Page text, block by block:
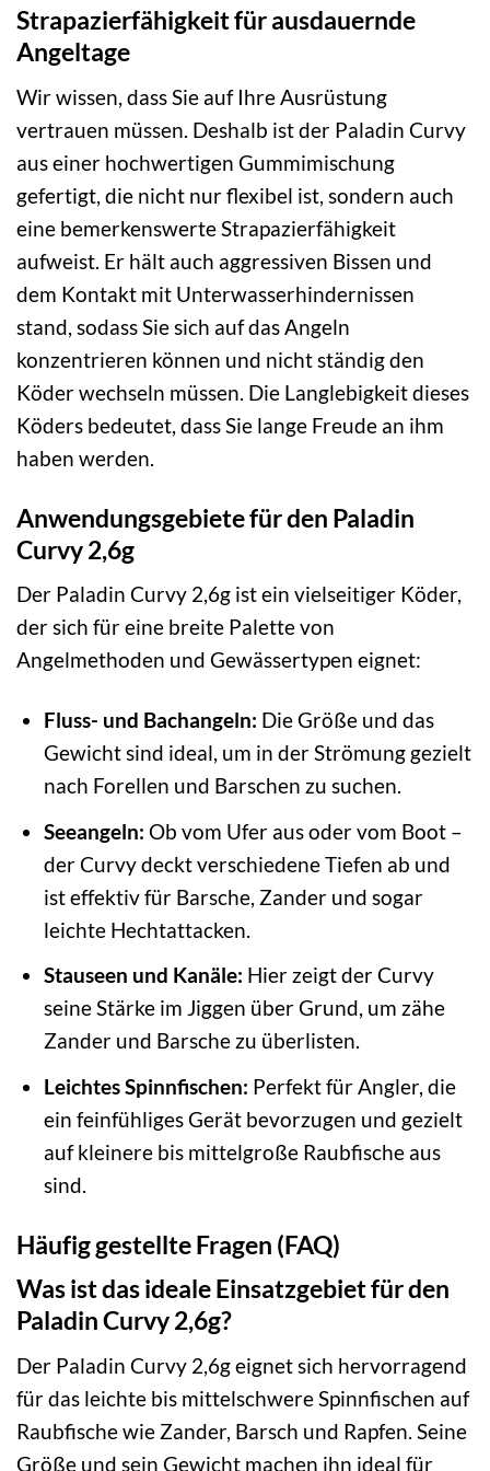
Strapazierfähigkeit für ausdauernde
Angeltage
Wir wissen, dass Sie auf Ihre Ausrüstung
vertrauen müssen. Deshalb ist der Paladin Curvy
aus einer hochwertigen Gummimischung
gefertigt, die nicht nur flexibel ist, sondern auch
eine bemerkenswerte Strapazierfähigkeit
aufweist. Er hält auch aggressiven Bissen und
dem Kontakt mit Unterwasserhindernissen
stand, sodass Sie sich auf das Angeln
konzentrieren können und nicht ständig den
Köder wechseln müssen. Die Langlebigkeit dieses
Köders bedeutet, dass Sie lange Freude an ihm
haben werden.
Anwendungsgebiete für den Paladin
Curvy 2,6g
Der Paladin Curvy 2,6g ist ein vielseitiger Köder,
der sich für eine breite Palette von
Angelmethoden und Gewässertypen eignet:
Fluss- und Bachangeln: Die Größe und das
Gewicht sind ideal, um in der Strömung gezielt
nach Forellen und Barschen zu suchen.
Seeangeln: Ob vom Ufer aus oder vom Boot –
der Curvy deckt verschiedene Tiefen ab und
ist effektiv für Barsche, Zander und sogar
leichte Hechtattacken.
Stauseen und Kanäle: Hier zeigt der Curvy
seine Stärke im Jiggen über Grund, um zähe
Zander und Barsche zu überlisten.
Leichtes Spinnfischen: Perfekt für Angler, die
ein feinfühliges Gerät bevorzugen und gezielt
auf kleinere bis mittelgroße Raubfische aus
sind.
Häufig gestellte Fragen (FAQ)
Was ist das ideale Einsatzgebiet für den
Paladin Curvy 2,6g?
Der Paladin Curvy 2,6g eignet sich hervorragend
für das leichte bis mittelschwere Spinnfischen auf
Raubfische wie Zander, Barsch und Rapfen. Seine
Größe und sein Gewicht machen ihn ideal für